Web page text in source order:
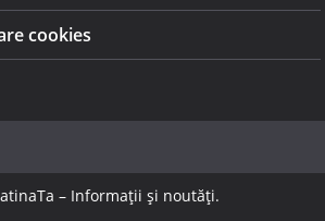
cookies
– Informații și noutăți.